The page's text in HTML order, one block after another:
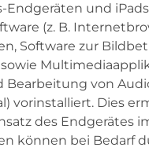
Endgeräten und
(z. B.
Software zur
Bearbeitung von
vorinstalliert. Dies
des Endgerätes
können bei Bedarf